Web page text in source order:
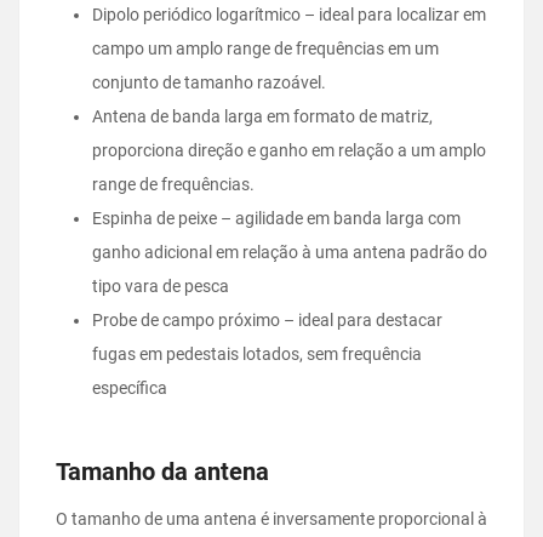
Dipolo periódico logarítmico – ideal para localizar em
campo um amplo range de frequências em um
conjunto de tamanho razoável.
Antena de banda larga em formato de matriz,
proporciona direção e ganho em relação a um amplo
range de frequências.
Espinha de peixe – agilidade em banda larga com
ganho adicional em relação à uma antena padrão do
tipo vara de pesca
Probe de campo próximo – ideal para destacar
fugas em pedestais lotados, sem frequência
específica
Tamanho da antena
O tamanho de uma antena é inversamente proporcional à